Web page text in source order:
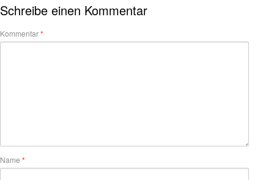
Schreibe einen Kommentar
Kommentar*
Name *